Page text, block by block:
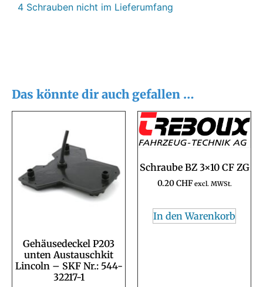
4 Schrauben nicht im Lieferumfang
Das könnte dir auch gefallen …
Gehäusedeckel P203
unten Austauschkit
Lincoln – SKF Nr.: 544-
32217-1
Schraube BZ 3×10 CF ZG
0.20CHF excl. MWSt.
In den Warenkorb